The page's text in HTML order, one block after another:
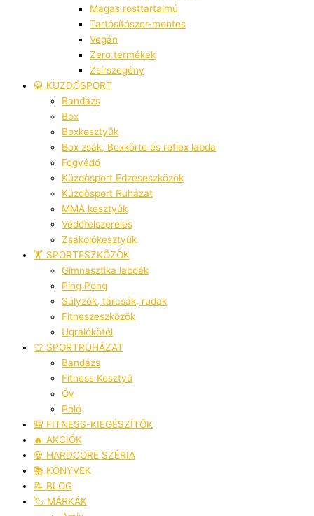
Magas rosttartalmú
Tartósítószer-mentes
Vegán
Zero termékek
Zsírszegény
🥋 KÜZDŐSPORT
Bandázs
Box
Boxkesztyűk
Box zsák, Boxkörte és reflex labda
Fogvédő
Küzdősport Edzéseszközök
Küzdősport Ruházat
MMA kesztyűk
Védőfelszerelés
Zsákolókesztyűk
🏋️ SPORTESZKÖZÖK
Gimnasztika labdák
Ping Pong
Súlyzók, tárcsák, rudak
Fitneszeszközök
Ugrálókötél
👕 SPORTRUHÁZAT
Bandázs
Fitness Kesztyű
Öv
Póló
🎒 FITNESS-KIEGÉSZÍTŐK
🔥 AKCIÓK
💀 HARDCORE SZÉRIA
📚 KÖNYVEK
📝 BLOG
🏷️ MÁRKÁK